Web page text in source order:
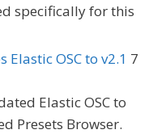
specifically for this
OSC to v2.1 7
Elastic OSC to
Presets Browser.